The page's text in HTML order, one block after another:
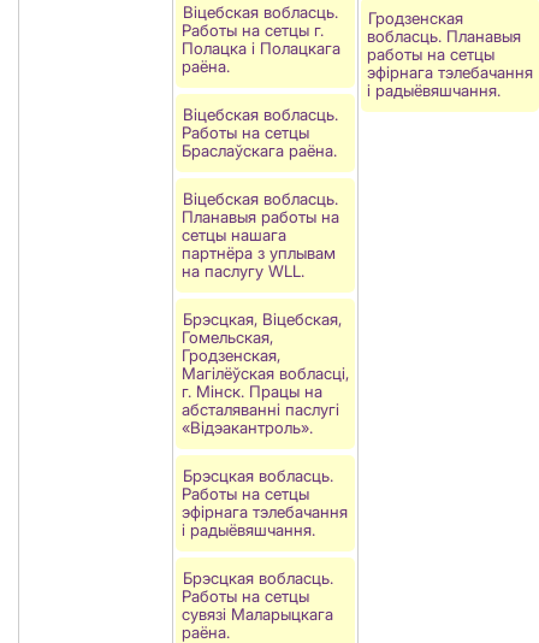
Віцебская вобласць.
Работы на сетцы г.
Полацка і Полацкага
раёна.
Віцебская вобласць.
Работы на сетцы
Браслаўскага раёна.
Віцебская вобласць.
Планавыя работы на
сетцы нашага
партнёра з уплывам
на паслугу WLL.
Брэсцкая, Віцебская,
Гомельская,
Гродзенская,
Магілёўская вобласці,
г. Мінск. Працы на
абсталяванні паслугі
«Відэакантроль».
Брэсцкая вобласць.
Работы на сетцы
эфірнага тэлебачання
і радыёвяшчання.
Брэсцкая вобласць.
Работы на сетцы
сувязі Маларыцкага
раёна.
Гродзенская
вобласць. Планавыя
работы на сетцы
эфірнага тэлебачання
і радыёвяшчання.